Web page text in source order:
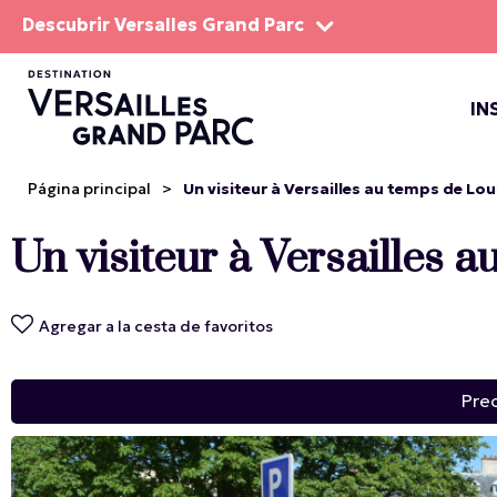
Descubrir Versalles Grand Parc
Página principal > Un visiteur à Versailles au temps de
Un visiteur à Versailles
Agregar a la cesta de favoritos